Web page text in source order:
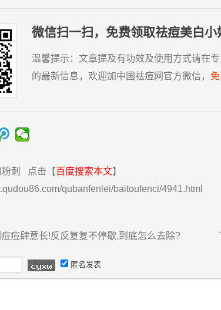
微信扫一扫，免费领取祛痘美白小
温馨提示： 文章提及有功效及使用方式请在
的最新信息，欢迎加中国祛痘网官方微信，
刺 点击【百度搜索本文】
qubanfenlei/baitoufenci/4941.html
痘肆意长!反反复复不停歇,到底怎么去除?
匿名发表